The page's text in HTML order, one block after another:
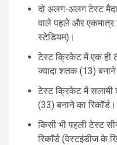
दो अलग-अलग टेस्ट
वाले पहले और एकमात्र
स्टेडियम)।
टेस्ट क्रिकेट में एक ही
ज्यादा शतक (13) बनाने
टेस्ट क्रिकेट में सलामी
(33) बनाने का रिकॉर्ड।
किसी भी पहली टेस्ट
रिकॉर्ड (वेस्टइंडीज के